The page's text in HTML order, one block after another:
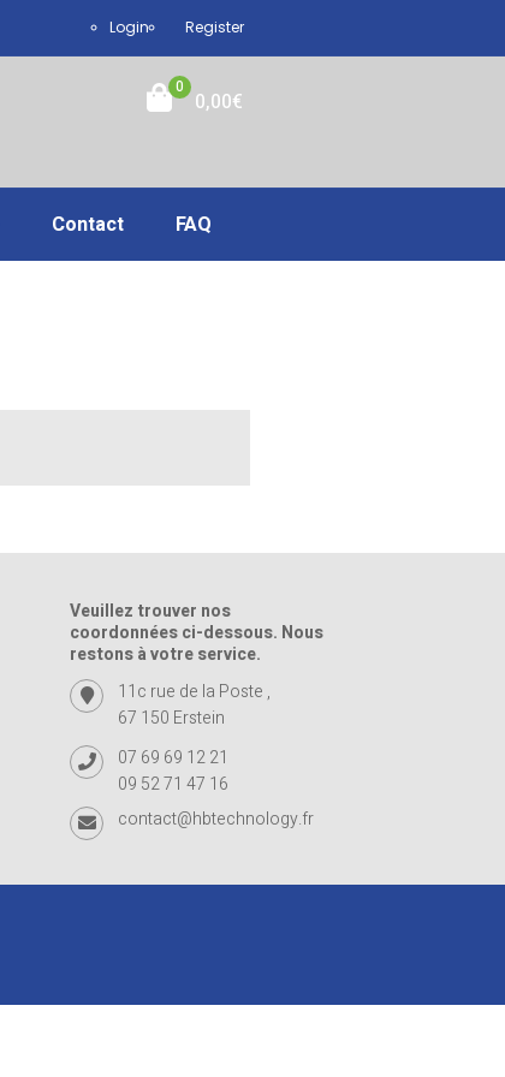
Login Register
0
0,00€
Contact FAQ
Veuillez trouver nos
coordonnées ci-dessous. Nous
restons à votre service.
11c rue de la Poste ,
67 150 Erstein
07 69 69 12 21
09 52 71 47 16
contact@hbtechnology.fr